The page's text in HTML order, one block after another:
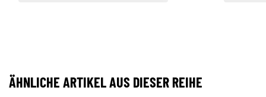
ÄHNLICHE ARTIKEL AUS DIESER REIHE